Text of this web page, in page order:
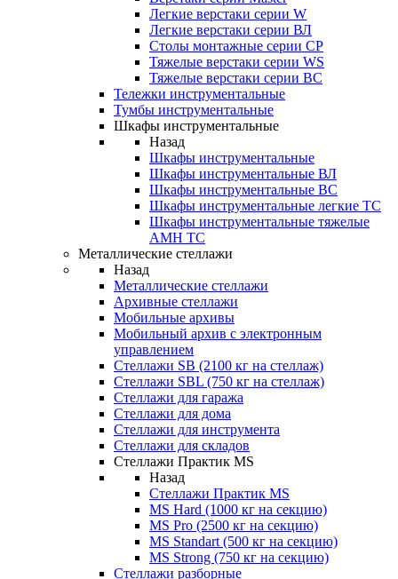
Легкие верстаки серии W
Легкие верстаки серии ВЛ
Столы монтажные серии СР
Тяжелые верстаки серии WS
Тяжелые верстаки серии ВС
Тележки инструментальные
Тумбы инструментальные
Шкафы инструментальные
Назад
Шкафы инструментальные
Шкафы инструментальные ВЛ
Шкафы инструментальные ВС
Шкафы инструментальные легкие ТС
Шкафы инструментальные тяжелые
AMH TC
Металлические стеллажи
Назад
Металлические стеллажи
Архивные стеллажи
Мобильные архивы
Мобильный архив с электронным
управлением
Стеллажи SB (2100 кг на стеллаж)
Стеллажи SBL (750 кг на стеллаж)
Стеллажи для гаража
Стеллажи для дома
Стеллажи для инструмента
Стеллажи для складов
Стеллажи Практик MS
Назад
Стеллажи Практик MS
MS Hard (1000 кг на секцию)
MS Pro (2500 кг на секцию)
MS Standart (500 кг на секцию)
MS Strong (750 кг на секцию)
Стеллажи разборные